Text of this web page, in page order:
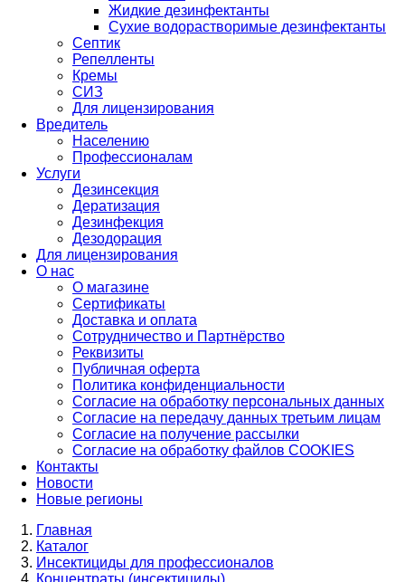
Жидкие дезинфектанты
Сухие водорастворимые дезинфектанты
Септик
Репелленты
Кремы
СИЗ
Для лицензирования
Вредитель
Населению
Профессионалам
Услуги
Дезинсекция
Дератизация
Дезинфекция
Дезодорация
Для лицензирования
О нас
О магазине
Сертификаты
Доставка и оплата
Сотрудничество и Партнёрство
Реквизиты
Публичная оферта
Политика конфиденциальности
Согласие на обработку персональных данных
Согласие на передачу данных третьим лицам
Согласие на получение рассылки
Согласие на обработку файлов COOKIES
Контакты
Новости
Новые регионы
Главная
Каталог
Инсектициды для профессионалов
Концентраты (инсектициды)